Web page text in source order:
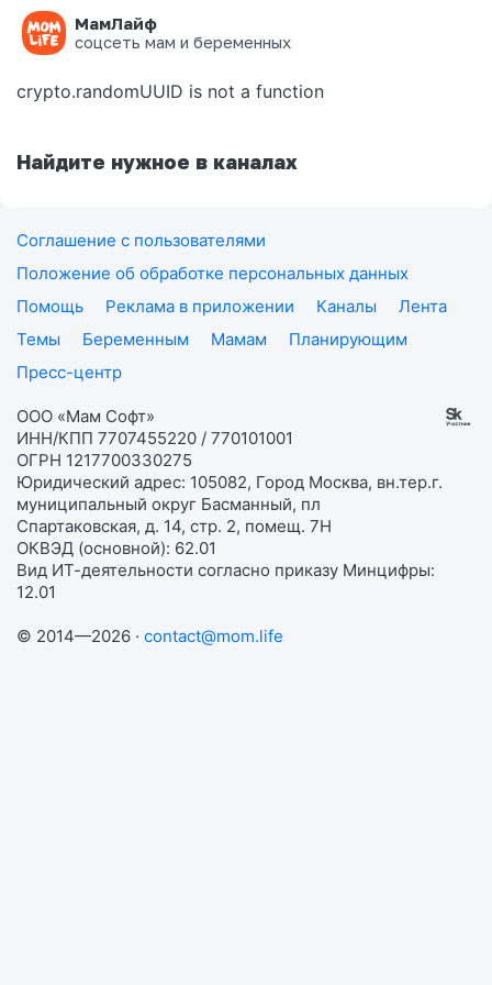
МамЛайф
соцсеть мам и беременных
Ошибка на странице
crypto.randomUUID is not a function
Найдите нужное в каналах
Соглашение с пользователями
Положение об обработке персональных данных
Помощь
Реклама в приложении Каналы
Лента
Темы
Беременным Мамам
Планирующим
Пресс-центр
ООО «Мам Софт»
ИНН/КПП 7707455220 / 770101001
ОГРН 1217700330275
Юридический адрес: 105082, Город Москва, вн.тер.г.
муниципальный округ Басманный, пл
Спартаковская, д. 14, стр. 2, помещ. 7Н
ОКВЭД (основной): 62.01
Вид ИТ-деятельности согласно приказу Минцифры:
12.01
© 2014—2026 · contact@mom.life